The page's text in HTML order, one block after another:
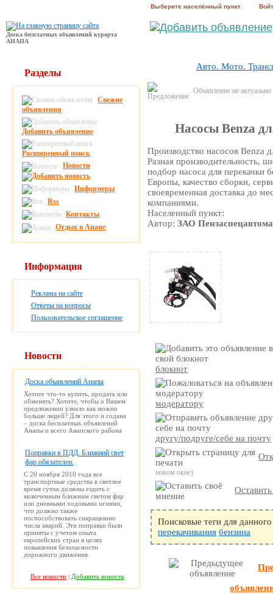
Выберите населённый пункт
Доска бесплатных объявлений курорта
АНАПА
Авто. Мото.
Объявление не
Насосы Benza
Производство насосов Benza
Разная производительность,
подбор насоса для перекачки
Европы, качество сборки,
своевременная доставка до
компаниями.
Населенный пункт:
Автор:ЗАО
блокнот
модератору
другу/подруге/себе на почту
новом окне)
Поисковые теги для
перекачивания бензина
Разделы
Свежие
объявления
Добавить объявление
Расширенный поиск
Новости
Информеры
Rss
Контакты
Отдых в Анапе
Информация
Реклама на сайте
Ответы на вопросы
Пользовательское соглашение
Новости
Доска объявлений Анапы
Хотите что-то купить, продать или
обменять? Хотите, чтобы о Вашем
предложении узнало как можно
больше людей? Для этого и содана
– доска бесплатных объявлений
Анапы и всего Анапского района
Поправки в ПДД. Ближний свет
фар обязателен.
С 20 ноября 2010 года все
транспортные средства в светлое
время суток должны ездить с
включенным ближним светом фар
или дневными ходовыми огнями,
что должно также
поспособствовать сокращению
числа аварий. Эти поправки были
приняты с учетом опыта
европейских стран в целях
повышения безопасности
дорожного движения.
Все новости| Добавить новость